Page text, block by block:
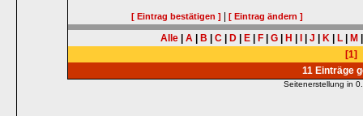
[ Eintrag bestätigen ] |[ Eintrag ändern ]
Alle A B C D E F G H J K L M
[1]
11 Einträge
Seitenerstellung in